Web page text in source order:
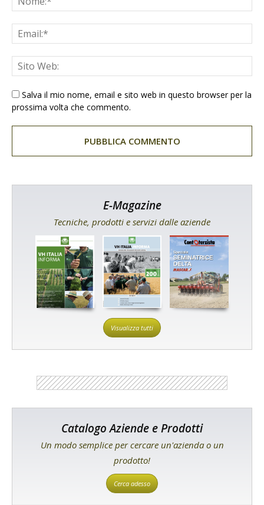
Salva il mio nome, email e sito web in questo browser per la
prossima volta che commento.
E-Magazine
Tecniche, prodotti e servizi dalle aziende
Visualizza tutti
Catalogo Aziende e Prodotti
Un modo semplice per cercare un'azienda o un
prodotto!
Cerca adesso